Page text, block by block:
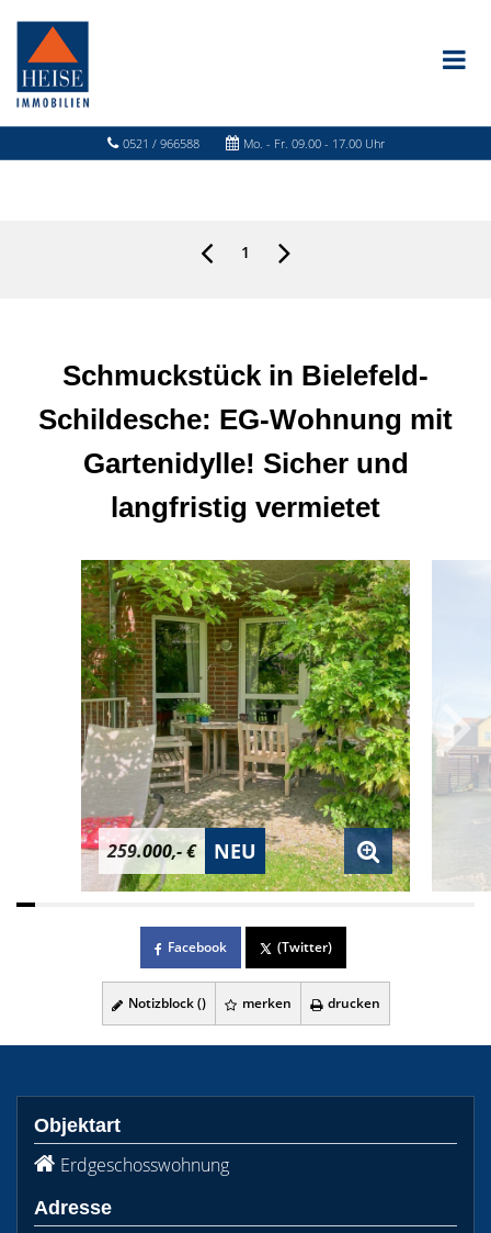
0521 / 966588 Mo. - Fr. 09.00 - 17.00 Uhr
1
Schmuckstück in Bielefeld-
Schildesche: EG-Wohnung mit
Gartenidylle! Sicher und
langfristig vermietet
259.000,- € NEU
Facebook (Twitter)
Notizblock () merken drucken
Objektart
Erdgeschosswohnung
Adresse